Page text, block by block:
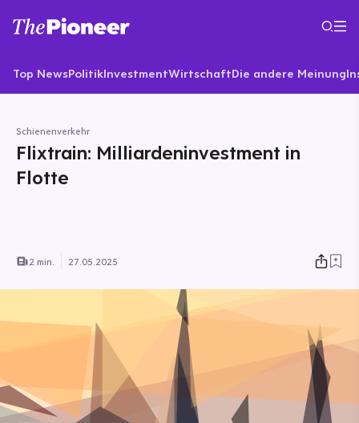
Top NewsPolitikInvestmentWirtschaftDie andere Meinung
Schienenverkehr
Flixtrain: Milliardeninvestment in
Flotte
2 min. 27.05.2025